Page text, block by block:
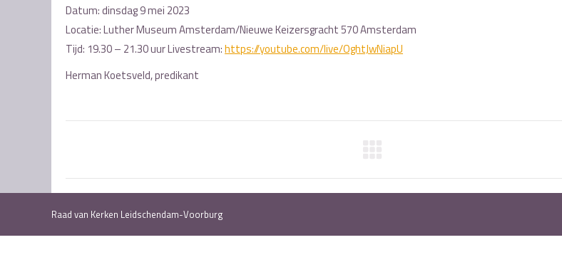
Datum: dinsdag 9 mei 2023
Locatie: Luther Museum Amsterdam/Nieuwe Keizersgracht 570 Amsterdam
Tijd: 19.30 – 21.30 uur Livestream:https://youtube.com/live/OghtJwNiapU
Herman Koetsveld, predikant
Raad van Kerken Leidschendam-Voorburg